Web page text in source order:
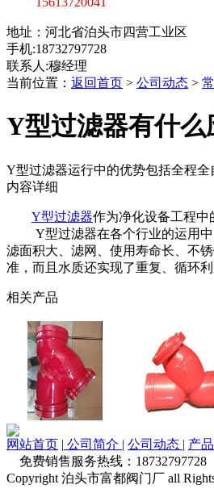
地址：河北省泊头市四营工业区
手机:18732797728
联系人:穆经理
当前位置： 返回首页 > 公司动态 >
Y型过滤器有什么
Y型过滤器运行中的优势包括全程
内容详细
Y型过滤器作为净化设备工程中
Y型过滤器在各个行业的运用中
滤面积大、滤网、使用寿命长、不
准，而且水质还实现了重复、循环利
相关产品
网站首页 | 公司简介 | 公司动态 | 产
免费销售服务热线：
Copyright 泊头市富都阀门厂 all